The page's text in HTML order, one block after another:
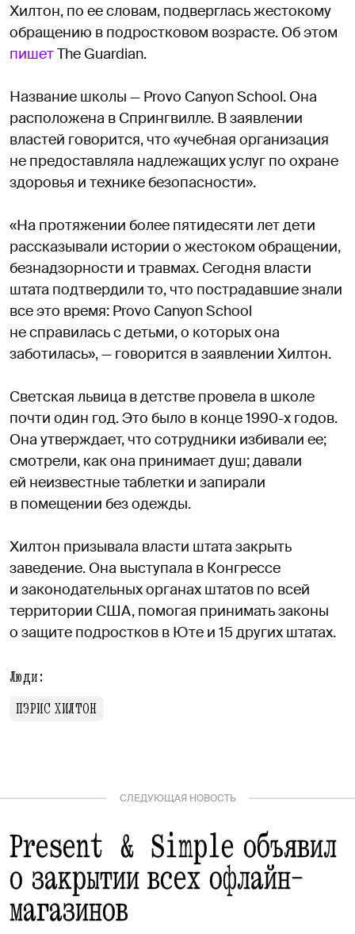
Хилтон, по ее словам, подверглась жестокому
обращению в подростковом возрасте. Об этом
пишетThe Guardian.
Название школы — Provo Canyon School. Она
расположена в Спрингвилле. В заявлении
властей говорится, что «учебная организация
не предоставляла надлежащих услуг по охране
здоровья и технике безопасности».
«На протяжении более пятидесяти лет дети
рассказывали истории о жестоком обращении,
безнадзорности и травмах. Сегодня власти
штата подтвердили то, что пострадавшие знали
все это время: Provo Canyon School
не справилась с детьми, о которых она
заботилась», — говорится в заявлении Хилтон.
Светская львица в детстве провела в школе
почти один год. Это было в конце 1990-х годов.
Она утверждает, что сотрудники избивали ее;
смотрели, как она принимает душ; давали
ей неизвестные таблетки и запирали
в помещении без одежды.
Хилтон призывала власти штата закрыть
заведение. Она выступала в Конгрессе
и законодательных органах штатов по всей
территории США, помогая принимать законы
о защите подростков в Юте и 15 других штатах.
Люди:
ПЭРИС ХИЛТОН
СЛЕДУЮЩАЯ НОВОСТЬ
Present & Simple объявил
о закрытии всех офлайн-
магазинов